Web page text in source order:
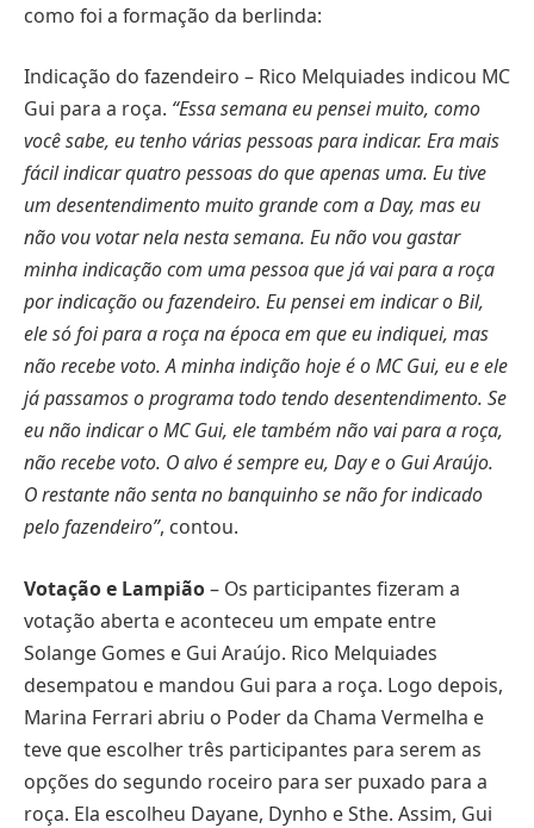
como foi a formação da berlinda:
Indicação do fazendeiro – Rico Melquiades indicou MC
Gui para a roça. “Essa semana eu pensei muito, como
você sabe, eu tenho várias pessoas para indicar. Era mais
fácil indicar quatro pessoas do que apenas uma. Eu tive
um desentendimento muito grande com a Day, mas eu
não vou votar nela nesta semana. Eu não vou gastar
minha indicação com uma pessoa que já vai para a roça
por indicação ou fazendeiro. Eu pensei em indicar o Bil,
ele só foi para a roça na época em que eu indiquei, mas
não recebe voto. A minha indição hoje é o MC Gui, eu e ele
já passamos o programa todo tendo desentendimento. Se
eu não indicar o MC Gui, ele também não vai para a roça,
não recebe voto. O alvo é sempre eu, Day e o Gui Araújo.
O restante não senta no banquinho se não for indicado
pelo fazendeiro”, contou.
Votação e Lampião– Os participantes fizeram a
votação aberta e aconteceu um empate entre
Solange Gomes e Gui Araújo. Rico Melquiades
desempatou e mandou Gui para a roça. Logo depois,
Marina Ferrari abriu o Poder da Chama Vermelha e
teve que escolher três participantes para serem as
opções do segundo roceiro para ser puxado para a
roça. Ela escolheu Dayane, Dynho e Sthe. Assim, Gui